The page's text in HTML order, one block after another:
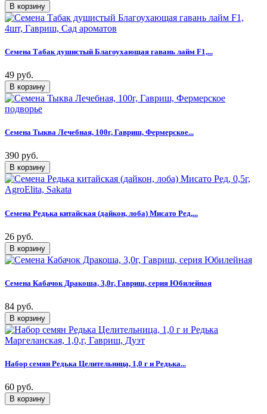
Семена Табак душистый Благоухающая гавань лайм F1,...
49 руб.
Семена Тыква Лечебная, 100г, Гавриш, Фермерское...
390 руб.
Семена Редька китайская (дайкон, лоба) Мисато Ред,...
26 руб.
Семена Кабачок Дракоша, 3,0г, Гавриш, серия Юбилейная
84 руб.
Набор семян Редька Целительница, 1,0 г и Редька...
60 руб.